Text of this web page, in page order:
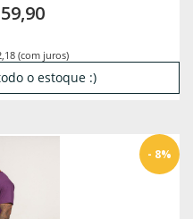
(com juros)
o estoque :)
- 8%